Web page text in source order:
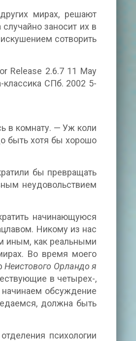
мирах, решают
заносит их в
сотворить
Release 2.6.7 11 May
классика СПб. 2002 5-
в комнату. — Уж коли
быть хотя бы хорошо
бы превращать
неудовольствием
начинающуюся
Никому из нас
иным, как реальными
Во время моего
Неистового Орландо я
в четырех-,
обсуждение
должна быть
психологии